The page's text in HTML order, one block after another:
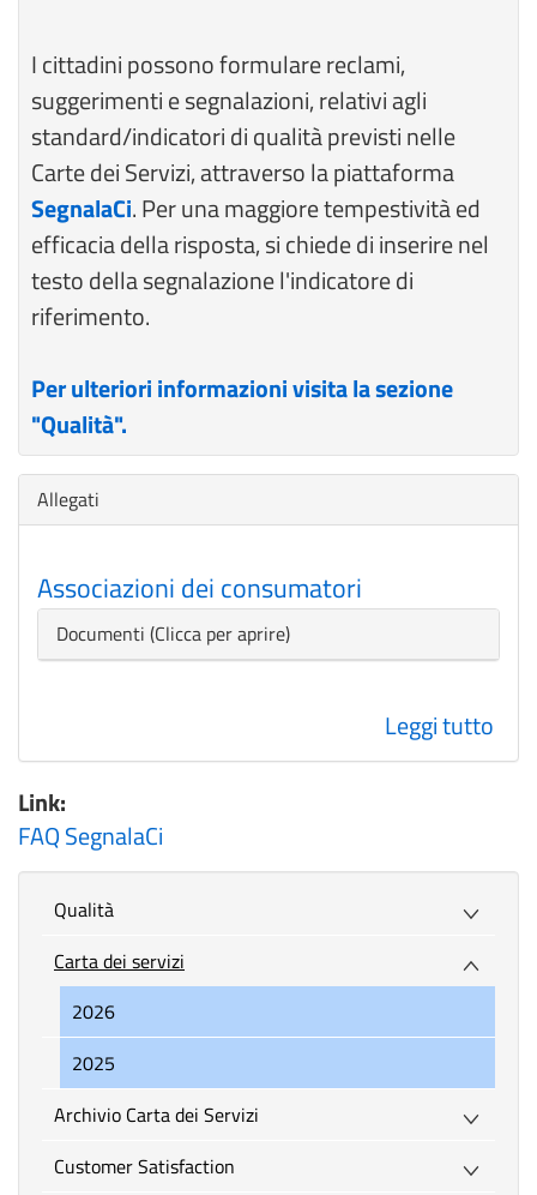
I cittadini possono formulare reclami,
suggerimenti e segnalazioni, relativi agli
standard/indicatori di qualità previsti nelle
Carte dei Servizi, attraverso la piattaforma
SegnalaCi. Per una maggiore tempestività ed
efficacia della risposta, si chiede di inserire nel
testo della segnalazione l'indicatore di
riferimento.
Per ulteriori informazioni visita la sezione
"Qualità".
Nascondi
Allegati
Associazioni dei consumatori
Nascondi
Documenti
Leggi tutto
Link:
FAQ SegnalaCi
Qualità
Carta dei servizi
2026
2025
Archivio Carta dei Servizi
Customer Satisfaction